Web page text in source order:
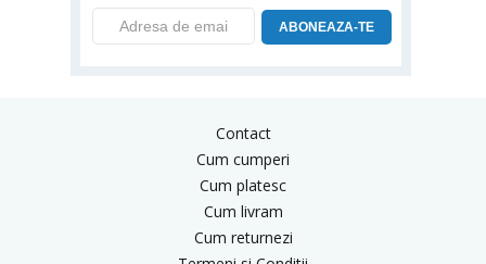
ABONEAZA-TE
Contact
Cum cumperi
Cum platesc
Cum livram
Cum returnezi